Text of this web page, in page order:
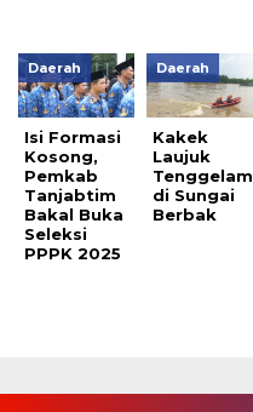
Daerah
Isi Formasi
Kosong,
Pemkab
Tanjabtim
Bakal Buka
Seleksi
PPPK 2025
Daerah
Kakek
Laujuk
Tenggelam
di Sungai
Berbak